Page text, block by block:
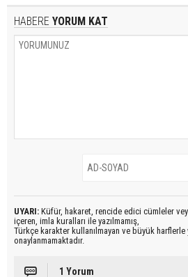
HABERE YORUM KAT
UYARI: Küfür, hakaret, rencide edici cümleler
içeren, imla kuralları ile yazılmamış,
Türkçe karakter kullanılmayan ve büyük harflerle
onaylanmamaktadır.
1 Yorum